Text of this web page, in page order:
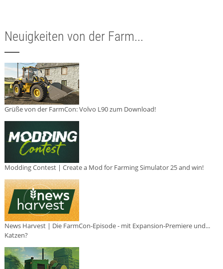
Neuigkeiten von der Farm...
Grüße von der FarmCon: Volvo L90 zum Download!
Modding Contest | Create a Mod for Farming Simulator 25 and win!
News Harvest | Die FarmCon-Episode - mit Expansion-Premiere und...
Katzen?